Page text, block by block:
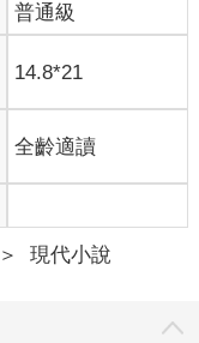
普通級
14.8*21
全齡適讀
＞ 現代小說